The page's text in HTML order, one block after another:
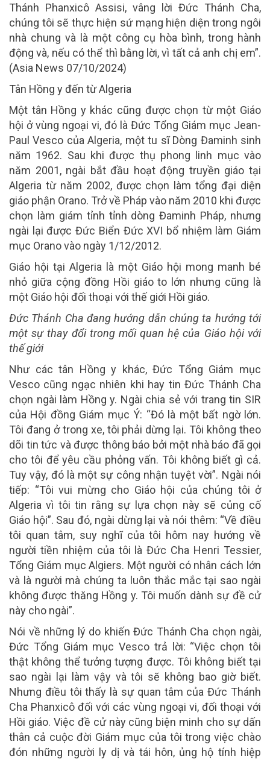
Thánh Phanxicô Assisi, vâng lời Đức Thánh Cha,
chúng tôi sẽ thực hiện sứ mạng hiện diện trong ngôi
nhà chung và là một công cụ hòa bình, trong hành
động và, nếu có thể thì bằng lời, vì tất cả anh chị em”.
(Asia News 07/10/2024)
Tân Hồng y đến từ Algeria
Một tân Hồng y khác cũng được chọn từ một Giáo
hội ở vùng ngoại vi, đó là Đức Tổng Giám mục Jean-
Paul Vesco của Algeria, một tu sĩ Dòng Đaminh sinh
năm 1962. Sau khi được thụ phong linh mục vào
năm 2001, ngài bắt đầu hoạt động truyền giáo tại
Algeria từ năm 2002, được chọn làm tổng đại diện
giáo phận Orano. Trở về Pháp vào năm 2010 khi được
chọn làm giám tỉnh tỉnh dòng Đaminh Pháp, nhưng
ngài lại được Đức Biển Đức XVI bổ nhiệm làm Giám
mục Orano vào ngày 1/12/2012.
Giáo hội tại Algeria là một Giáo hội mong manh bé
nhỏ giữa cộng đồng Hồi giáo to lớn nhưng cũng là
một Giáo hội đối thoại với thế giới Hồi giáo.
Đức Thánh Cha đang hướng dẫn chúng ta hướng tới
một sự thay đổi trong mối quan hệ của Giáo hội với
thế giới
Như các tân Hồng y khác, Đức Tổng Giám mục
Vesco cũng ngạc nhiên khi hay tin Đức Thánh Cha
chọn ngài làm Hồng y. Ngài chia sẻ với trang tin SIR
của Hội đồng Giám mục Ý: “Đó là một bất ngờ lớn.
Tôi đang ở trong xe, tôi phải dừng lại. Tôi không theo
dõi tin tức và được thông báo bởi một nhà báo đã gọi
cho tôi để yêu cầu phỏng vấn. Tôi không biết gì cả.
Tuy vậy, đó là một sự công nhận tuyệt vời”. Ngài nói
tiếp: “Tôi vui mừng cho Giáo hội của chúng tôi ở
Algeria vì tôi tin rằng sự lựa chọn này sẽ củng cố
Giáo hội”. Sau đó, ngài dừng lại và nói thêm: “Về điều
tôi quan tâm, suy nghĩ của tôi hôm nay hướng về
người tiền nhiệm của tôi là Đức Cha Henri Tessier,
Tổng Giám mục Algiers. Một người có nhân cách lớn
và là người mà chúng ta luôn thắc mắc tại sao ngài
không được thăng Hồng y. Tôi muốn dành sự đề cử
này cho ngài”.
Nói về những lý do khiến Đức Thánh Cha chọn ngài,
Đức Tổng Giám mục Vesco trả lời: “Việc chọn tôi
thật không thể tưởng tượng được. Tôi không biết tại
sao ngài lại làm vậy và tôi sẽ không bao giờ biết.
Nhưng điều tôi thấy là sự quan tâm của Đức Thánh
Cha Phanxicô đối với các vùng ngoại vi, đối thoại với
Hồi giáo. Việc đề cử này cũng biện minh cho sự dấn
thân cả cuộc đời Giám mục của tôi trong việc chào
đón những người ly dị và tái hôn, ủng hộ tính hiệp